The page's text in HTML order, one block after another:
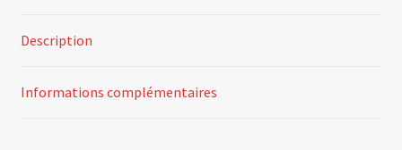
Description
Informations complémentaires